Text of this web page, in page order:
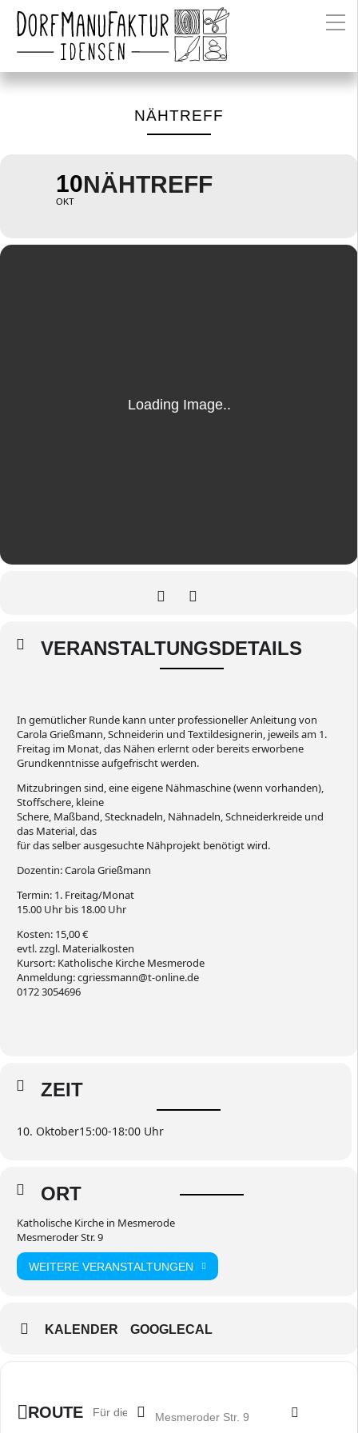
NÄHTREFF
10
OKT
NÄHTREFF
VERANSTALTUNGSDETAILS
In gemütlicher Runde kann unter professioneller Anleitung von
Carola Grießmann, Schneiderin und Textildesignerin, jeweils am 1.
Freitag im Monat, das Nähen erlernt oder bereits erworbene
Grundkenntnisse aufgefrischt werden.
Mitzubringen sind, eine eigene Nähmaschine (wenn vorhanden),
Stoffschere, kleine
Schere, Maßband, Stecknadeln, Nähnadeln, Schneiderkreide und
das Material, das
für das selber ausgesuchte Nähprojekt benötigt wird.
Dozentin: Carola Grießmann
Termin: 1. Freitag/Monat
15.00 Uhr bis 18.00 Uhr
Kosten: 15,00 €
evtl. zzgl. Materialkosten
Kursort: Katholische Kirche Mesmerode
Anmeldung: cgriessmann@t-online.de
0172 3054696
ZEIT
10. Oktober15:00-18:00
ORT
Katholische Kirche in Mesmerode
Mesmeroder Str. 9
WEITERE VERANSTALTUNGEN
KALENDER GOOGLECAL
ROUTE